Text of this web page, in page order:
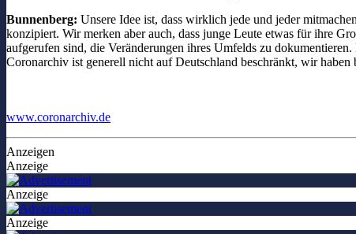
Bunnenberg: Unsere Idee ist, dass wirklich jede und jeder
konzipiert. Wir merken aber auch, dass junge Leute etwas für ihre
aufgerufen sind, die Veränderungen ihres Umfelds zu
Coronarchiv ist generell nicht auf Deutschland beschränkt, wir
www.coronarchiv.de
Anzeigen
Anzeige
Anzeige
Anzeige